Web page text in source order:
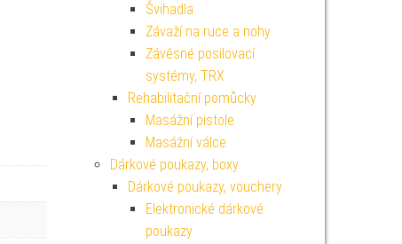
Švihadla
Závaží na ruce a nohy
Závěsné posilovací
systémy, TRX
Rehabilitační pomůcky
Masážní pistole
Masážní válce
Dárkové poukazy, boxy
Dárkové poukazy, vouchery
Elektronické dárkové
poukazy